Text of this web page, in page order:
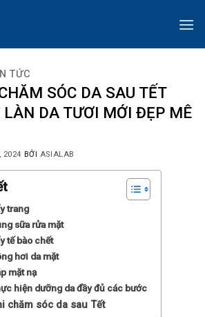
TỨC
SÓC DA SAU TẾT
LÀN DA TƯƠI MỚI ĐẸP MÊ
2024 BỞI ASIALAB
trang
sữa rửa mặt
tế bào chết
hơi da mặt
mặt nạ
hiện dưỡng da đầy đủ các bước
chăm sóc da sau Tết